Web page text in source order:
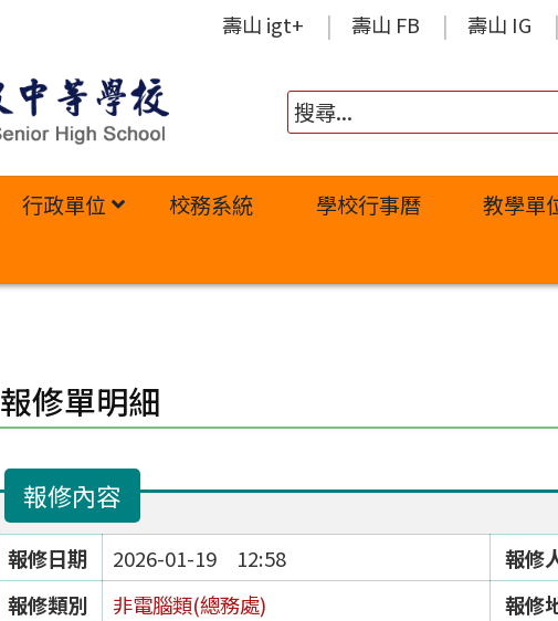
壽山 igt+ 壽山 FB 壽山 IG
行政單位 校務系統 學校行事曆
教學單
報修單明細
報修內容
報修日期 2026-01-19 12:58
報修
報修類別
非電腦類(總務處)
報修